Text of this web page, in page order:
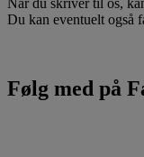
Du kan eventuelt også
Følg med på